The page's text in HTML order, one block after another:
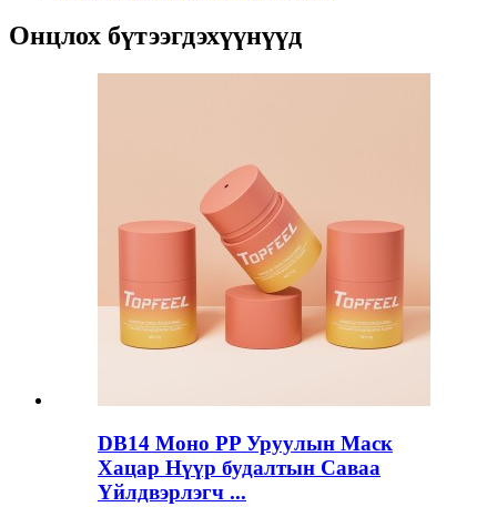
Онцлох бүтээгдэхүүнүүд
DB14 Моно PP Уруулын Маск
Хацар Нүүр будалтын Саваа
Үйлдвэрлэгч ...